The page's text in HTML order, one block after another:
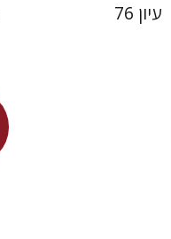
עיון 76
שטיינר